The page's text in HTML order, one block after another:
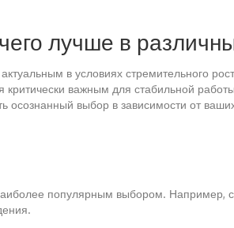
лучше в
в условиях стремительного
важным для стабильной
выбор в зависимости от
популярным выбором. Например,